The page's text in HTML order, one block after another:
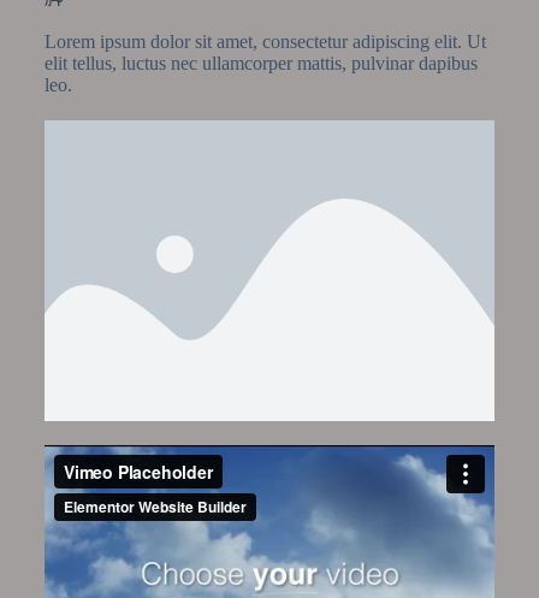
Lorem ipsum dolor sit amet, consectetur adipiscing elit. Ut
elit tellus, luctus nec ullamcorper mattis, pulvinar dapibus
leo.